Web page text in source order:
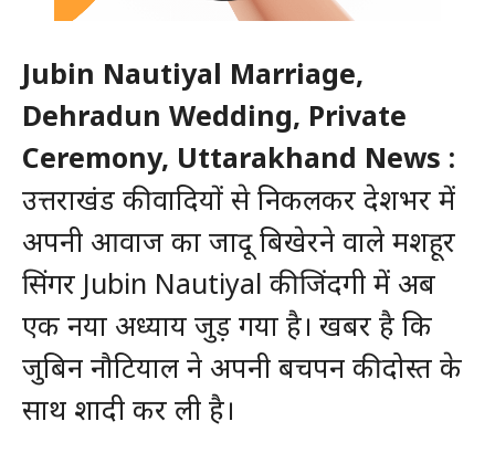
Jubin Nautiyal Marriage,
Dehradun Wedding, Private
Ceremony, Uttarakhand News :
उत्तराखंड की वादियों से निकलकर देशभर में
अपनी आवाज का जादू बिखेरने वाले मशहूर
सिंगर Jubin Nautiyal की जिंदगी में अब
एक नया अध्याय जुड़ गया है। खबर है कि
जुबिन नौटियाल ने अपनी बचपन की दोस्त के
साथ शादी कर ली है।